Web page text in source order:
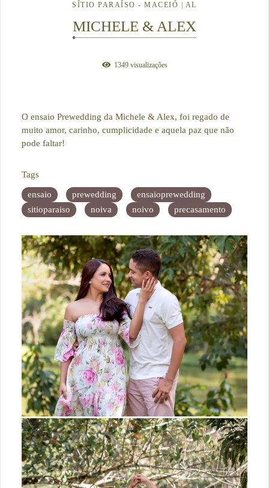
SÍTIO PARAÍSO - MACEIÓ | AL
MICHELE & ALEX
1349visualizações
O ensaio Prewedding da Michele & Alex, foi regado de
muito amor, carinho, cumplicidade e aquela paz que não
pode faltar!
Tags
ensaio prewedding
ensaioprewedding
sitioparaiso
noiva noivo precasamento